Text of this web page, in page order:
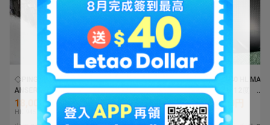
◇PING ピン パター
ANSER/ANSER2/ANSER
3/PAL2/PAL4/ZING2 等
まとめ 25本セット アソ
ート バッグ付き 0804-
18,000円
HK 945
【美品】 スパイダーⅩ カ
ッパーホワイト スモー
ルスラント Spider X
SX-32 33インチ ※パタ
ーラボグリップ
8,250円
HK 433.1
PIN Ｇ440 HL MAX
イバー 12度
FUJIKURA
NX GRAY 40 ヘッ
ー未使用 レンチ
16,000円
HK 840